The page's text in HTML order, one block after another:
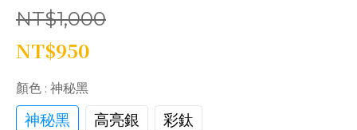
NT$1,000
NT$950
顏色 : 神秘黑
神秘黑 高亮銀 彩鈦